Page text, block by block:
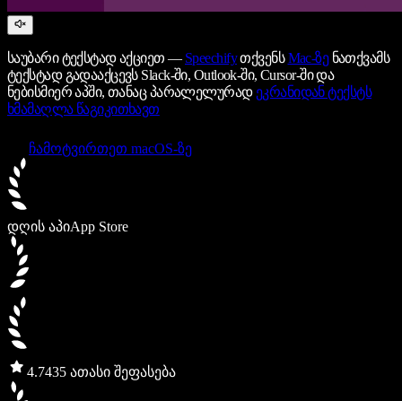
საუბარი ტექსტად აქციეთ — SpeechifyთქვენსMac-ზენათქვამს
ტექსტად გადააქცევს Slack-ში, Outlook-ში, Cursor-ში და
ნებისმიერ აპში, თანაც პარალელურად ეკრანიდან ტექსტს
ხმამაღლა წაგიკითხავთ
ჩამოტვირთეთ macOS-ზე
დღის აპიApp Store
4.7435 ათასი შეფასება